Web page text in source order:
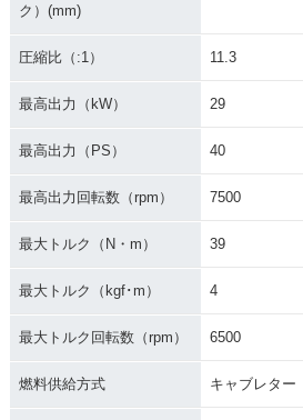
ク）(mm)
圧縮比（:1） 11.3
最高出力（kW） 29
最高出力（PS） 40
最高出力回転数（rpm） 7500
最大トルク（N・m） 39
最大トルク（kgf･m） 4
最大トルク回転数（rpm） 6500
燃料供給方式 キャブレター